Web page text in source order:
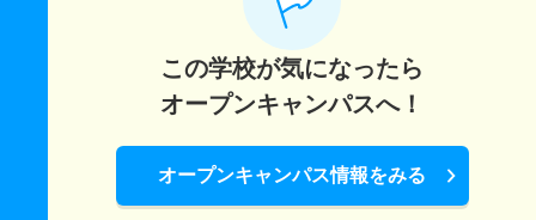
この学校が気になったら
オープンキャンパスへ！
オープンキャンパス情報をみる